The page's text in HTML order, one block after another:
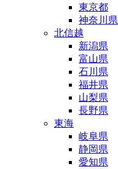
東京都
神奈川県
北信越
新潟県
富山県
石川県
福井県
山梨県
長野県
東海
岐阜県
静岡県
愛知県